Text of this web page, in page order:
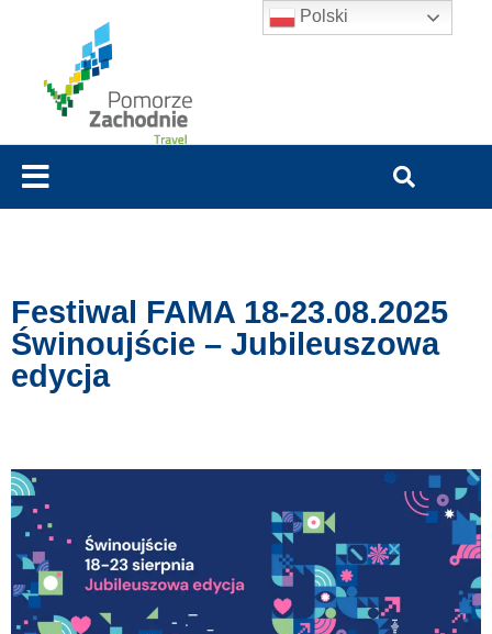
Festiwal FAMA 18-23.08.2025
Świnoujście – Jubileuszowa
edycja
Polski